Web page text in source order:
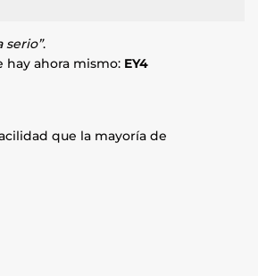
serio”.
hay ahora mismo: EY4
que la mayoría de